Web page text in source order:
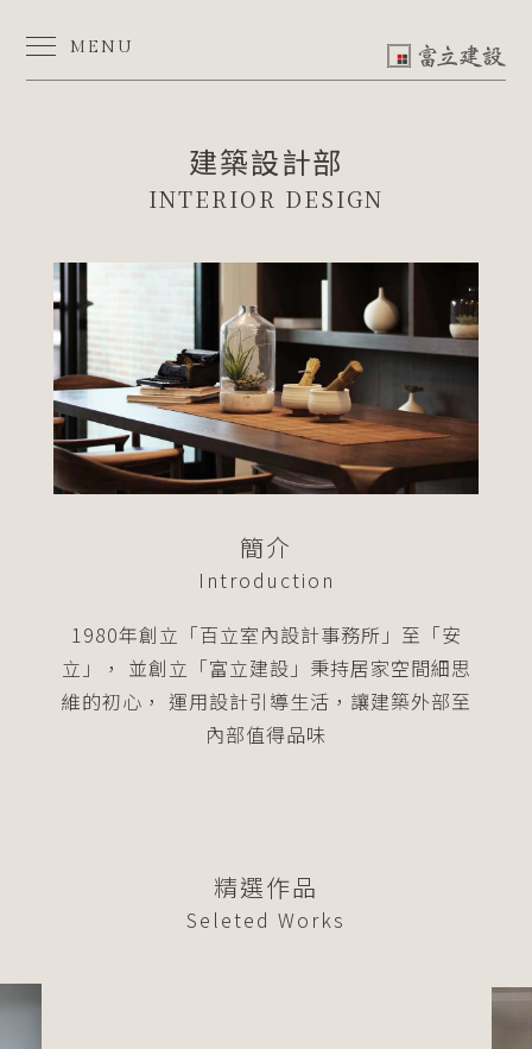
MENU
簡介
Introduction
1980年創立「百立室內設計事務所」至「安
立」
並創立「富立建設」秉持居家空間細思
維的初心
運用設計引導生活，讓建築外部至
內部值得品味
精選作品
Seleted Works